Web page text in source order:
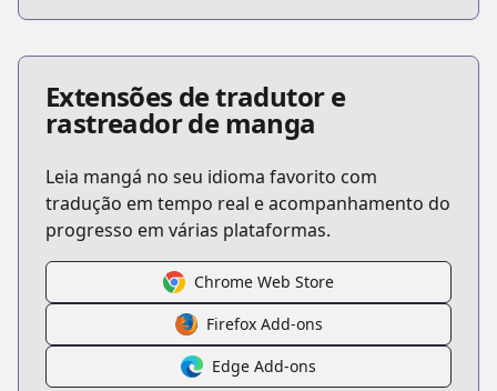
Extensões de tradutor e
rastreador de manga
Leia mangá no seu idioma favorito com
tradução em tempo real e acompanhamento do
progresso em várias plataformas.
Chrome Web Store
Firefox Add-ons
Edge Add-ons